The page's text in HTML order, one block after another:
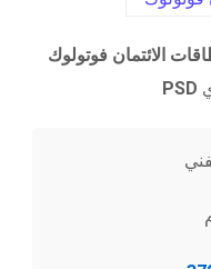
الائتمان فوتولوك
PSD